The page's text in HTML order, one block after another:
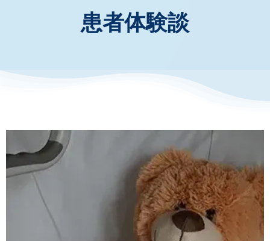
コミュニティ＆サポート患者体験談
私たちは遺伝子検査を受け、シ
トリン欠損症の保因者であるこ
とが判明しました。